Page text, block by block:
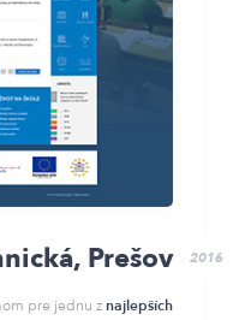
2016
Prešov
pre jednu znajlepších